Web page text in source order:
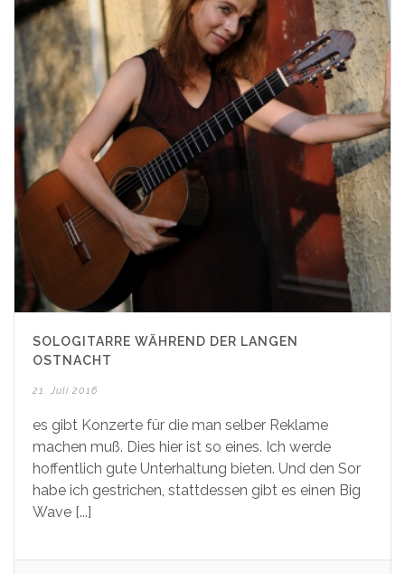
SOLOGITARRE WÄHREND DER LANGEN
OSTNACHT
21. Juli 2016
es gibt Konzerte für die man selber Reklame
machen muß. Dies hier ist so eines. Ich werde
hoffentlich gute Unterhaltung bieten. Und den Sor
habe ich gestrichen, stattdessen gibt es einen Big
Wave [...]